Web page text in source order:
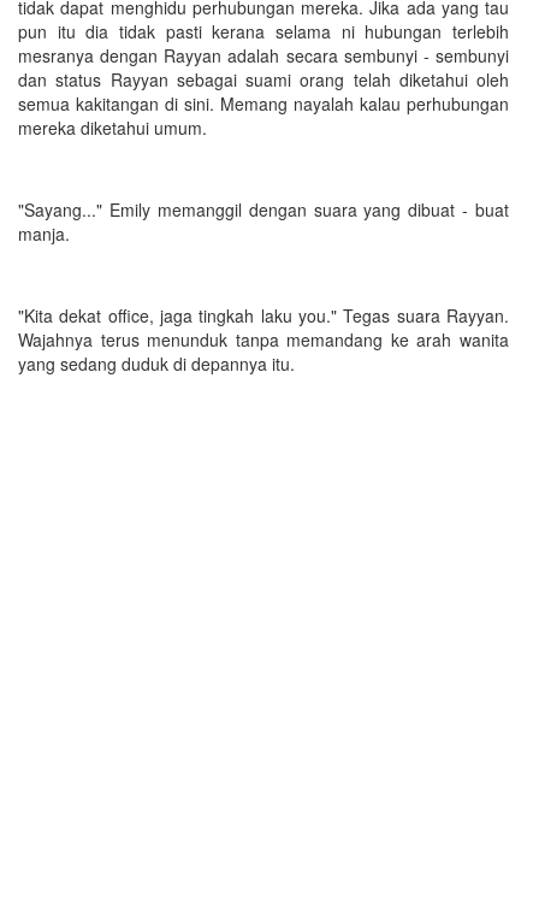
tidak dapat menghidu perhubungan mereka. Jika ada yang tau
pun itu dia tidak pasti kerana selama ni hubungan terlebih
mesranya dengan Rayyan adalah secara sembunyi - sembunyi
dan status Rayyan sebagai suami orang telah diketahui oleh
semua kakitangan di sini. Memang nayalah kalau perhubungan
mereka diketahui umum.
"Sayang..." Emily memanggil dengan suara yang dibuat - buat
manja.
"Kita dekat office, jaga tingkah laku you." Tegas suara Rayyan.
Wajahnya terus menunduk tanpa memandang ke arah wanita
yang sedang duduk di depannya itu.